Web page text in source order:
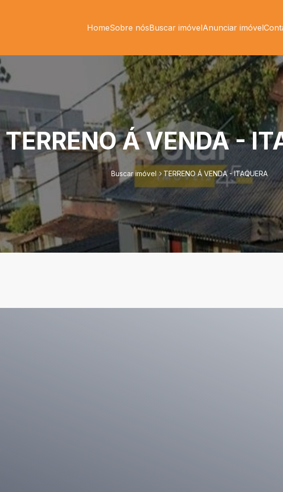
HomeSobre nósBuscar imóvelAnunciar imóvel
TERRENO Á VENDA -
Buscar imóvel TERRENO Á VENDA - ITAQUERA